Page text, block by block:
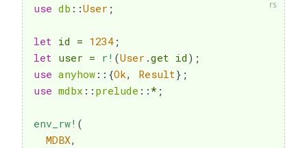
use db ::User ;
let id = 1234 ;
let user = r! (User .get id ) ;
use anyhow :: {Ok, Result } ;
use mdbx :: prelude :: * ;
env_rw! (
MDBX,